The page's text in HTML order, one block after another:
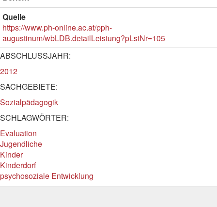
Quelle
https://www.ph-online.ac.at/pph-
augustinum/wbLDB.detailLeistung?pLstNr=105
ABSCHLUSSJAHR:
2012
SACHGEBIETE:
Sozialpädagogik
SCHLAGWÖRTER:
Evaluation
Jugendliche
Kinder
Kinderdorf
psychosoziale Entwicklung